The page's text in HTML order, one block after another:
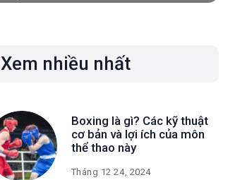
Xem nhiều nhất
Boxing là gì? Các kỹ thuật
cơ bản và lợi ích của môn
thể thao này
Tháng 12 24, 2024